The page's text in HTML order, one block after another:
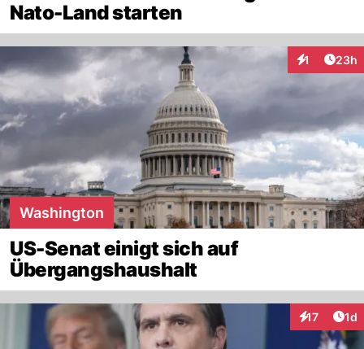
Nato-Land starten
1
Interaktionen
23h
Washington
US-Senat einigt sich auf
Übergangshaushalt
17 1d